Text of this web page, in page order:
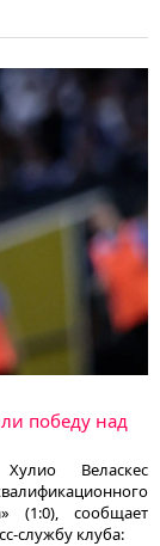
победу над
Веласкес
(1:0), сообщает
службу клуба: